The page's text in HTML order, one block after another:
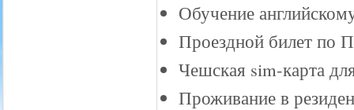
Обучение
Проездной билет по
Чешская sim-карта
Проживание в